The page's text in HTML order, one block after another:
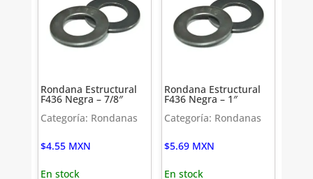
Rondana Estructural
F436 Negra – 7/8″
Categoría: Rondanas
$4.55 MXN
En stock
Rondana Estructural
F436 Negra – 1″
Categoría: Rondanas
$5.69 MXN
En stock